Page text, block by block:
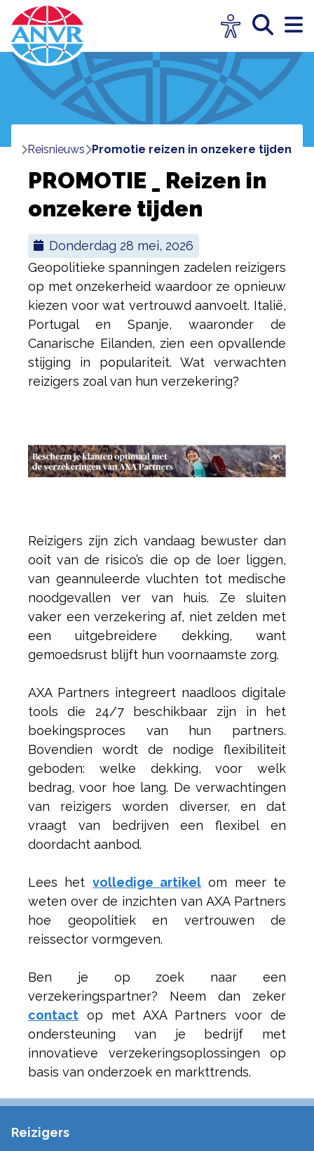
reisnieuws promotie reizen in onzekere tijden
PROMOTIE _ Reizen in
onzekere tijden
donderdag 28 mei, 2026
Geopolitieke spanningen zadelen reizigers
op met onzekerheid waardoor ze opnieuw
kiezen voor wat vertrouwd aanvoelt. Italië,
Portugal en Spanje, waaronder de
Canarische Eilanden, zien een opvallende
stijging in populariteit. Wat verwachten
reizigers zoal van hun verzekering?
Reizigers zijn zich vandaag bewuster dan
ooit van de risico’s die op de loer liggen,
van geannuleerde vluchten tot medische
noodgevallen ver van huis. Ze sluiten
vaker een verzekering af, niet zelden met
een uitgebreidere dekking, want
gemoedsrust blijft hun voornaamste zorg.
AXA Partners integreert naadloos digitale
tools die 24/7 beschikbaar zijn in het
boekingsproces van hun partners.
Bovendien wordt de nodige flexibiliteit
geboden: welke dekking, voor welk
bedrag, voor hoe lang. De verwachtingen
van reizigers worden diverser, en dat
vraagt van bedrijven een flexibel en
doordacht aanbod.
Lees het volledige artikel om meer te
weten over de inzichten van AXA Partners
hoe geopolitiek en vertrouwen de
reissector vormgeven.
Ben je op zoek naar een
verzekeringspartner? Neem dan zeker
contact op met AXA Partners voor de
ondersteuning van je bedrijf met
innovatieve verzekeringsoplossingen op
basis van onderzoek en markttrends.
Reizigers